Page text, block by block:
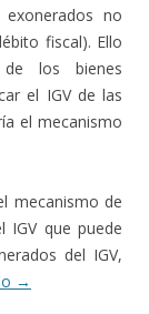
no
fiscal). Ello
los bienes
el IGV de las
el mecanismo
mecanismo de
IGV que puede
del IGV,
→